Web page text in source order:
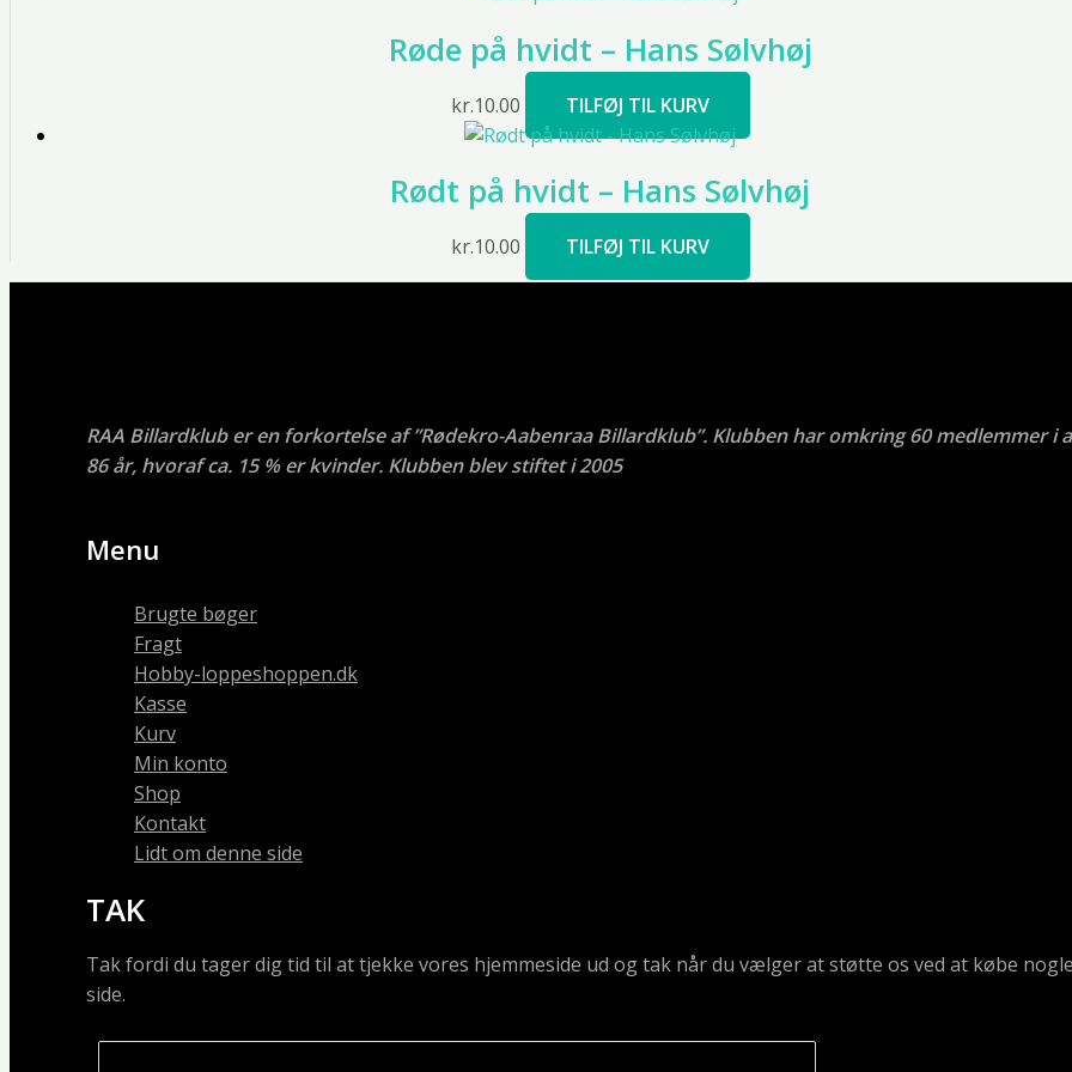
Røde på hvidt – Hans Sølvhøj
kr.10.00 TILFØJ TIL KURV
Rødt på hvidt – Hans Sølvhøj
kr.10.00 TILFØJ TIL KURV
RAA Billardklub er en forkortelse af ”Rødekro-Aabenraa Billardklub”. Klubben har omkring 60 medlemmer i
86 år, hvoraf ca. 15 % er kvinder. Klubben blev stiftet i 2005
Menu
Brugte bøger
Fragt
Hobby-loppeshoppen.dk
Kasse
Kurv
Min konto
Shop
Kontakt
Lidt om denne side
TAK
Tak fordi du tager dig tid til at tjekke vores hjemmeside ud og tak når du vælger at støtte os ved at købe
side.